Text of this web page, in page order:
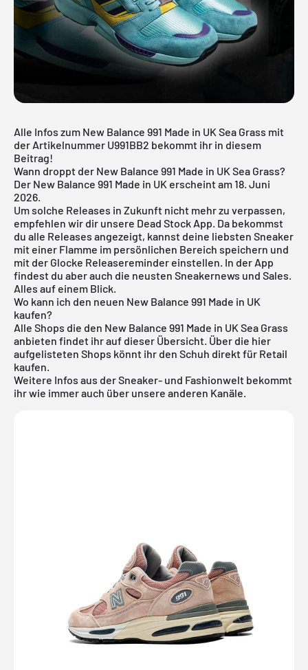
Alle Infos zum New Balance 991 Made in UK Sea Grass mit
der Artikelnummer U991BB2 bekommt ihr in diesem
Beitrag!
Wann droppt der New Balance 991 Made in UK Sea Grass?
Der New Balance 991 Made in UK erscheint am 18. Juni
2026.
Um solche Releases in Zukunft nicht mehr zu verpassen,
empfehlen wir dir unsere Dead Stock App. Da bekommst
du alle Releases angezeigt, kannst deine liebsten Sneaker
mit einer Flamme im persönlichen Bereich speichern und
mit der Glocke Releasereminder einstellen. In der App
findest du aber auch die neusten Sneakernews und Sales.
Alles auf einem Blick.
Wo kann ich den neuen New Balance 991 Made in UK
kaufen?
Alle Shops die den New Balance 991 Made in UK Sea Grass
anbieten findet ihr auf dieser Übersicht. Über die hier
aufgelisteten Shops könnt ihr den Schuh direkt für Retail
kaufen.
Weitere Infos aus derSneaker- und Fashionwelt bekommt
ihr wie immer auch über unsere anderen Kanäle.